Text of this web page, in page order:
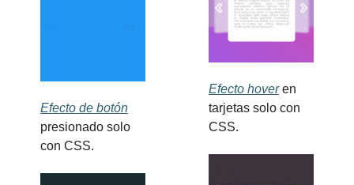
Efecto de botón
presionado solo
con CSS.
Efecto hover en
tarjetas solo con
CSS.